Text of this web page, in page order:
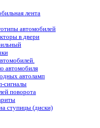
лента
автомобилей
в двери
автомобиля
автоламп
сигналы
поворота
ступицы (диски)